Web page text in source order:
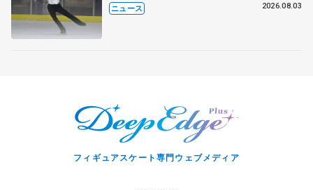
ニュース 2026.08.03
フィギュアスケート専門ウェブメディア